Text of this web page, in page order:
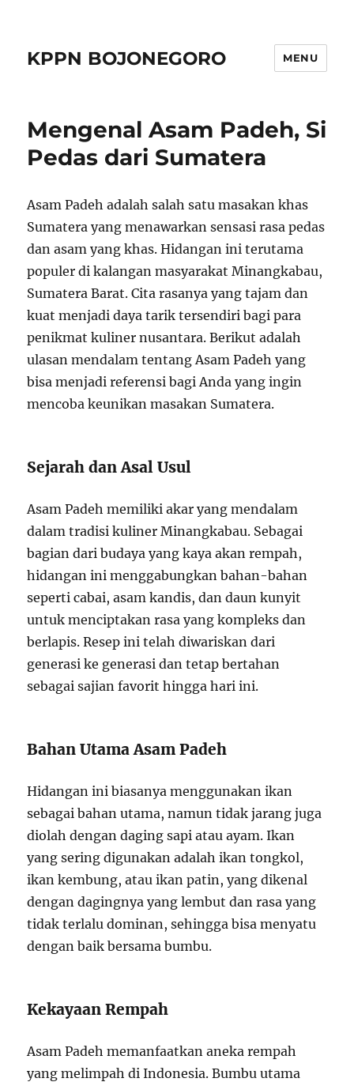
KPPN BOJONEGORO MENU
Mengenal Asam Padeh, Si
Pedas dari Sumatera
Asam Padeh adalah salah satu masakan khas
Sumatera yang menawarkan sensasi rasa pedas
dan asam yang khas. Hidangan ini terutama
populer di kalangan masyarakat Minangkabau,
Sumatera Barat. Cita rasanya yang tajam dan
kuat menjadi daya tarik tersendiri bagi para
penikmat kuliner nusantara. Berikut adalah
ulasan mendalam tentang Asam Padeh yang
bisa menjadi referensi bagi Anda yang ingin
mencoba keunikan masakan Sumatera.
Sejarah dan Asal Usul
Asam Padeh memiliki akar yang mendalam
dalam tradisi kuliner Minangkabau. Sebagai
bagian dari budaya yang kaya akan rempah,
hidangan ini menggabungkan bahan-bahan
seperti cabai, asam kandis, dan daun kunyit
untuk menciptakan rasa yang kompleks dan
berlapis. Resep ini telah diwariskan dari
generasi ke generasi dan tetap bertahan
sebagai sajian favorit hingga hari ini.
Bahan Utama Asam Padeh
Hidangan ini biasanya menggunakan ikan
sebagai bahan utama, namun tidak jarang juga
diolah dengan daging sapi atau ayam. Ikan
yang sering digunakan adalah ikan tongkol,
ikan kembung, atau ikan patin, yang dikenal
dengan dagingnya yang lembut dan rasa yang
tidak terlalu dominan, sehingga bisa menyatu
dengan baik bersama bumbu.
Kekayaan Rempah
Asam Padeh memanfaatkan aneka rempah
yang melimpah di Indonesia. Bumbu utama